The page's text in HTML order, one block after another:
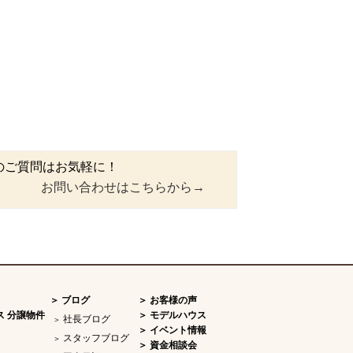
質問はお気軽に！
お問い合わせはこちらから→
分譲物件
ブログ
社長ブログ
スタッフブログ
お客様の声
モデルハウス
イベント情報
資金相談会